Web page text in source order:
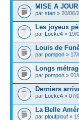
MISE A
par stan » 20/06/
Les joyeux
par Locke4 » 19/
Louis de
par pompon » 17/
Longs
par pompon » 01/
Derniers
par Locke4 » 07/
La Belle
par ploufplouf »